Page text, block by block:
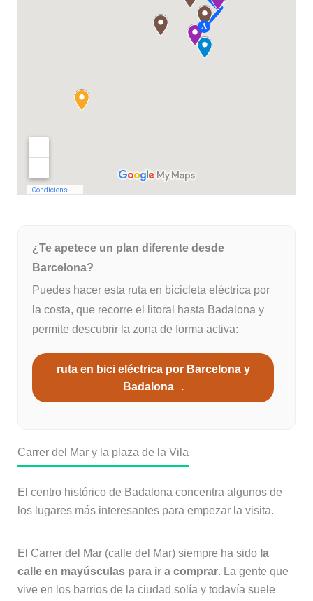
¿Te apetece un plan diferente desde
Barcelona?
Puedes hacer esta ruta en bicicleta eléctrica por
la costa, que recorre el litoral hasta Badalona y
permite descubrir la zona de forma activa:
ruta en bici eléctrica por Barcelona y
Badalona
.
Carrer del Mar y la plaza de la Vila
El centro histórico de Badalona concentra algunos de
los lugares más interesantes para empezar la visita.
El Carrer del Mar (calle del Mar) siempre ha sido la
calle en mayúsculas para ir a comprar. La gente que
vive en los barrios de la ciudad solía y todavía suele